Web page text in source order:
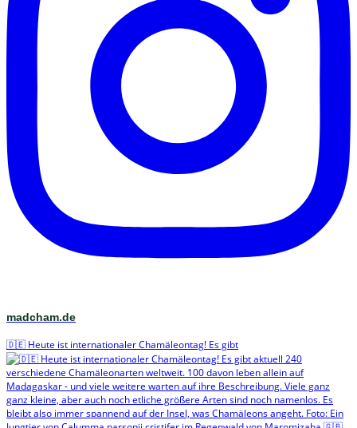
madcham.de
🇩🇪 Heute ist internationaler Chamäleontag! Es gibt